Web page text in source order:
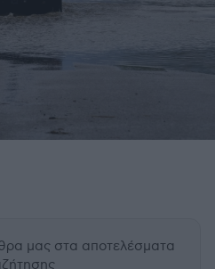
μας στα αποτελέσματα